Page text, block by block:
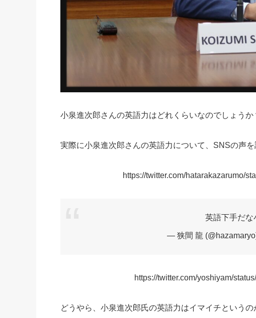
小泉進次郎さんの英語力はどれくらいなのでしょうか
実際に小泉進次郎さんの英語力について、SNSの声を
https://twitter.com/hatarakazarumo/
英語下手だな
— 狭間 龍
https://twitter.com/yoshiyam/
どうやら、小泉進次郎氏の英語力はイマイチというの